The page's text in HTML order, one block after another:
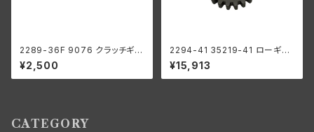
2289-36F 9076 クラッチギア
ベアリングローラー 0004" オ
ーバーサイズ 44個 ハーレーダ
ビッドソン
¥2,500
2294-41 35219-41 ローギア
1速
¥15,913
CATEGORY